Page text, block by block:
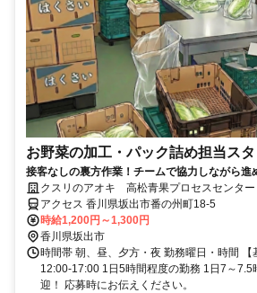
お野菜の加工・パック詰め担当ス
接客なしの裏方作業！チームで協力しながら進
も安心して始められます
クスリのアオキ 高松青果プロセスセンター
アクセス 香川県坂出市番の州町18-5
時給1,200円～1,300円
香川県坂出市
時間帯 朝、昼、夕方・夜 勤務曜日・時間 【
12:00-17:00 1日5時間程度の勤務 1日7～7.5
迎！ 応募時にお伝えください。